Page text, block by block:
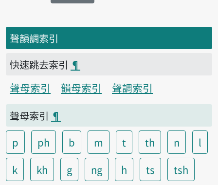
聲韻調索引
快速跳去索引 ¶
聲母索引
韻母索引
聲調索引
聲母索引 ¶
p
ph b m t th n
l
k
kh g ng h ts
tsh